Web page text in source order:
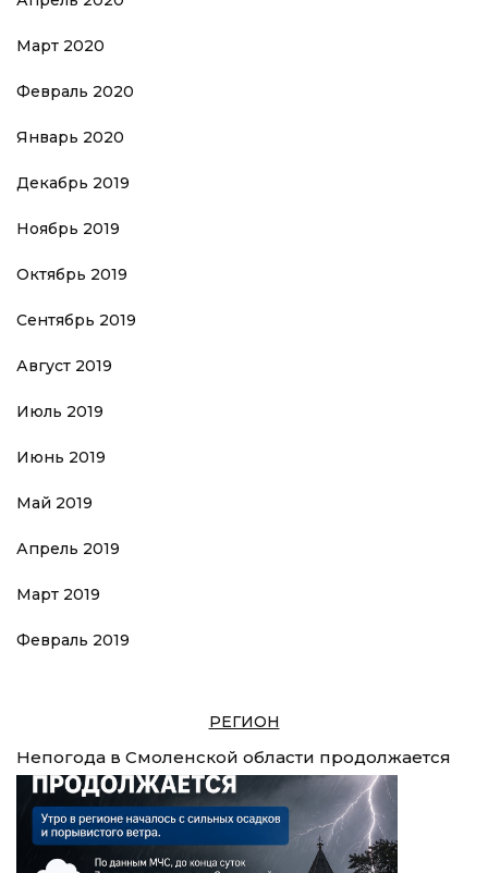
Март 2020
Февраль 2020
Январь 2020
Декабрь 2019
Ноябрь 2019
Октябрь 2019
Сентябрь 2019
Август 2019
Июль 2019
Июнь 2019
Май 2019
Апрель 2019
Март 2019
Февраль 2019
РЕГИОН
Непогода в Смоленской области продолжается